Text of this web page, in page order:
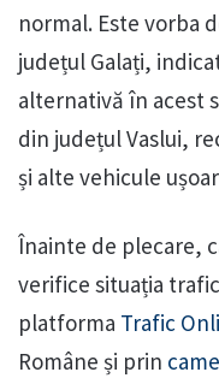
normal. Este vorba
județul Galați,
alternativă în acest
din județul Vaslui,
și alte vehicule
Înainte de plecare,
verifice situația
platforma Trafic
Române și prin